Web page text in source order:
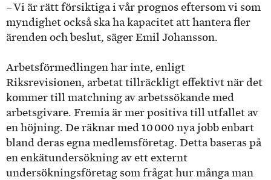
– Vi är rätt försiktiga i vår prognos eftersom vi som
myndighet också ska ha kapacitet att hantera fler
ärenden och beslut, säger Emil Johansson.
Arbetsförmedlingen har inte, enligt
Riksrevisionen, arbetat tillräckligt effektivt när det
kommer till matchning av arbetssökande med
arbetsgivare. Fremia är mer positiva till utfallet av
en höjning. De räknar med 10 000 nya jobb enbart
bland deras egna medlemsföretag. Detta baseras på
en enkätundersökning av ett externt
undersökningsföretag som frågat hur många man